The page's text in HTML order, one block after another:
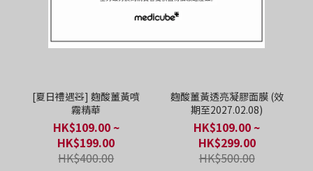
[夏日禮遇🧸] 麴酸薑黃噴
霧精華
HK$109.00 ~
HK$199.00
HK$400.00
麴酸薑黃透亮凝膠面膜 (效
期至2027.02.08)
HK$109.00 ~
HK$299.00
HK$500.00